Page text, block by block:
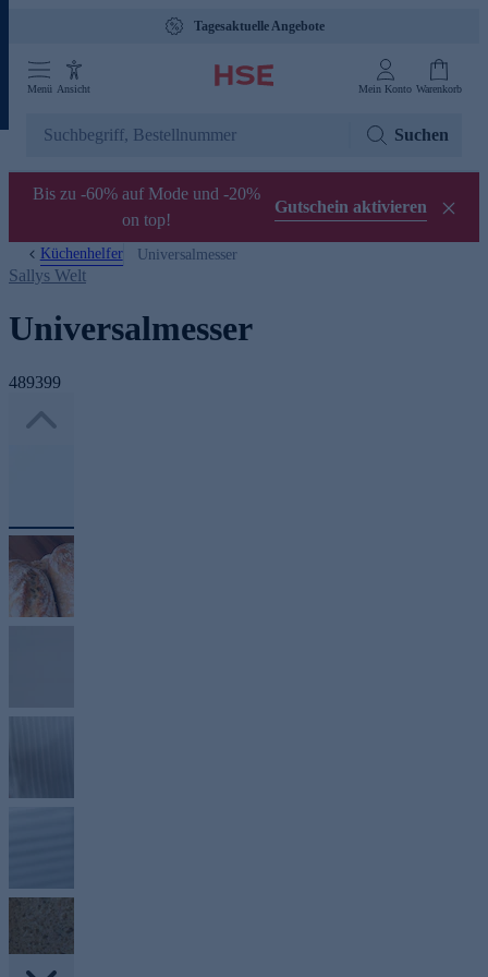
Tagesaktuelle Angebote
Menü Ansicht Mein Konto Warenkorb
Suchen
Bis zu -60% auf Mode und -20%
on top!
Gutschein aktivieren
Küchenhelfer Universalmesser
Sallys Welt
Universalmesser
489399